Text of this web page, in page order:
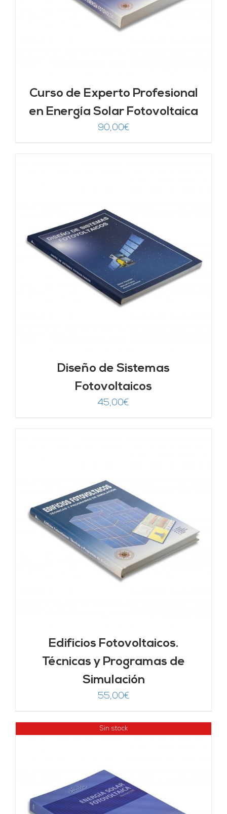
Curso de Experto Profesional
en Energía Solar Fotovoltaica
90,00€
Diseño de Sistemas
Fotovoltaicos
45,00€
Edificios Fotovoltaicos.
Técnicas y Programas de
Simulación
55,00€
Sin stock